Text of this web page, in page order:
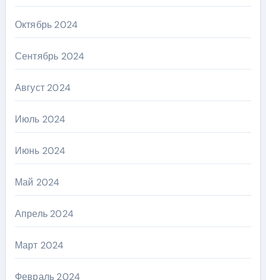
Октябрь 2024
Сентябрь 2024
Август 2024
Июль 2024
Июнь 2024
Май 2024
Апрель 2024
Март 2024
Февраль 2024